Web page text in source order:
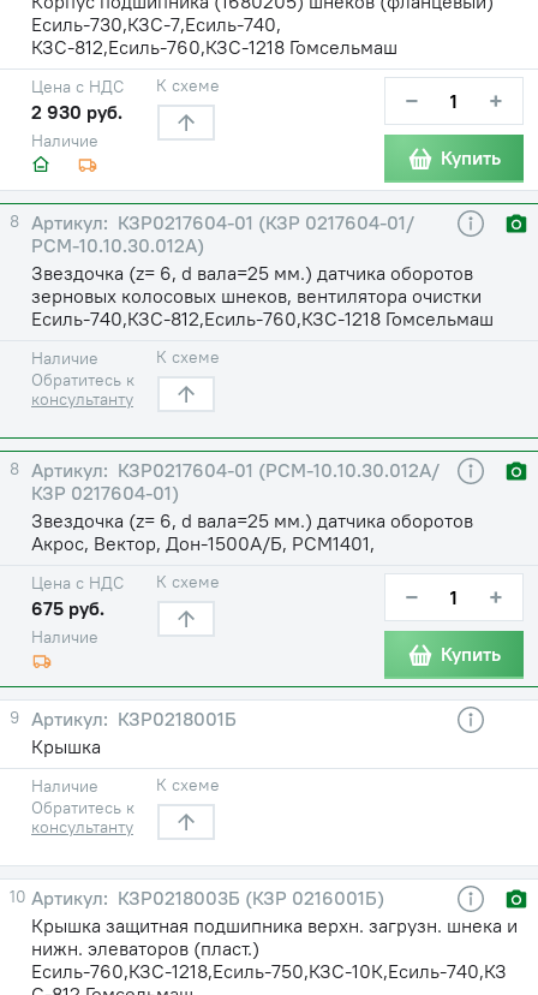
Есиль-730,КЗС-7,Есиль-740,
КЗС-812,Есиль-760,КЗС-1218 Гомсельмаш
Наличие
Цена с НДС
2 930 руб.
К схеме − +
Купить
8
КЗР0217604-01 (КЗР 0217604-01/
РСМ-10.10.30.012А)
Звездочка (z= 6, d вала=25 мм.) датчика оборотов
зерновых колосовых шнеков, вентилятора очистки
Есиль-740,КЗС-812,Есиль-760,КЗС-1218 Гомсельмаш
Наличие
Обратитесь к
консультанту
К схеме
8
КЗР0217604-01 (РСМ-10.10.30.012А/
КЗР 0217604-01)
Звездочка (z= 6, d вала=25 мм.) датчика оборотов
Акрос, Вектор, Дон-1500А/Б, РСМ1401,
Наличие
Цена с НДС
675 руб.
К схеме − +
Купить
9
КЗР0218001Б
Крышка
Наличие
Обратитесь к
консультанту
К схеме
10
КЗР0218003Б (КЗР 0216001Б)
Крышка защитная подшипника верхн. загрузн. шнека и
нижн. элеваторов (пласт.)
Есиль-760,КЗС-1218,Есиль-750,КЗС-10К,Есиль-740,КЗ